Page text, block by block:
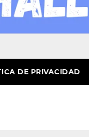
DE PRIVACIDAD